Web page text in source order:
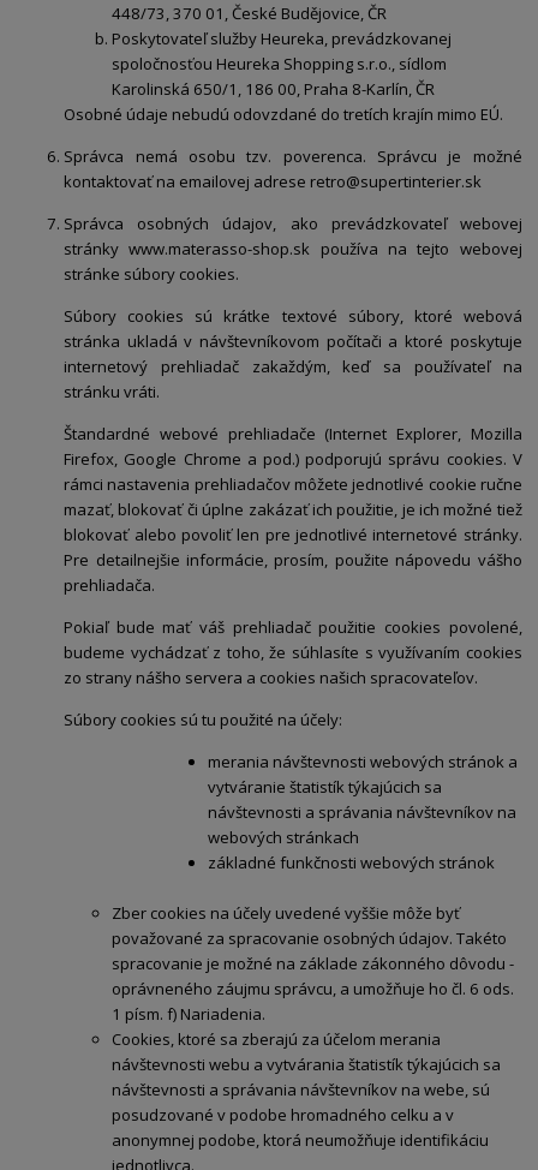
448/73, 370 01, České Budějovice, ČR
Poskytovateľ služby Heureka, prevádzkovanej
spoločnosťou Heureka Shopping s.r.o., sídlom
Karolinská 650/1, 186 00, Praha 8-Karlín, ČR
Osobné údaje nebudú odovzdané do tretích krajín mimo EÚ.
Správca nemá osobu tzv. poverenca. Správcu je možné
kontaktovať na emailovej adrese retro@supertinterier.sk
Správca osobných údajov, ako prevádzkovateľ webovej
stránkywww.materasso-shop.sk používa na tejto webovej
stránke súbory cookies.
Súbory cookies sú krátke textové súbory, ktoré webová
stránka ukladá v návštevníkovom počítači a ktoré poskytuje
internetový prehliadač zakaždým, keď sa používateľ na
stránku vráti.
Štandardné webové prehliadače (Internet Explorer, Mozilla
Firefox, Google Chrome a pod.) podporujú správu cookies. V
rámci nastavenia prehliadačov môžete jednotlivé cookie ručne
mazať, blokovať či úplne zakázať ich použitie, je ich možné tiež
blokovať alebo povoliť len pre jednotlivé internetové stránky.
Pre detailnejšie informácie, prosím, použite nápovedu vášho
prehliadača.
Pokiaľ bude mať váš prehliadač použitie cookies povolené,
budeme vychádzať z toho, že súhlasíte s využívaním cookies
zo strany nášho servera a cookies našich spracovateľov.
Súbory cookies sú tu použité na účely:
merania návštevnosti webových stránok a
vytváranie štatistík týkajúcich sa
návštevnosti a správania návštevníkov na
webových stránkach
základné funkčnosti webových stránok
Zber cookies na účely uvedené vyššie môže byť
považované za spracovanie osobných údajov. Takéto
spracovanie je možné na základe zákonného dôvodu -
oprávneného záujmu správcu, a umožňuje ho čl. 6 ods.
1 písm. f) Nariadenia.
Cookies, ktoré sa zberajú za účelom merania
návštevnosti webu a vytvárania štatistík týkajúcich sa
návštevnosti a správania návštevníkov na webe, sú
posudzované v podobe hromadného celku a v
anonymnej podobe, ktorá neumožňuje identifikáciu
jednotlivca.